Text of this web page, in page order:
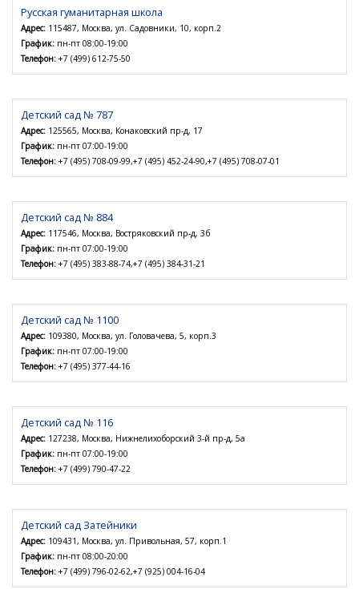
Русская гуманитарная школа
Адрес: 115487, Москва, ул. Садовники, 10, корп.2
График: пн-пт 08:00-19:00
Телефон: +7 (499) 612-75-50
Детский сад № 787
Адрес: 125565, Москва, Конаковский пр-д, 17
График: пн-пт 07:00-19:00
Телефон: +7 (495) 708-09-99,+7 (495) 452-24-90,+7 (495) 708-07-01
Детский сад № 884
Адрес: 117546, Москва, Востряковский пр-д, 3б
График: пн-пт 07:00-19:00
Телефон: +7 (495) 383-88-74,+7 (495) 384-31-21
Детский сад № 1100
Адрес: 109380, Москва, ул. Головачева, 5, корп.3
График: пн-пт 07:00-19:00
Телефон: +7 (495) 377-44-16
Детский сад № 116
Адрес: 127238, Москва, Нижнелихоборский 3-й пр-д, 5а
График: пн-пт 07:00-19:00
Телефон: +7 (499) 790-47-22
Детский сад Затейники
Адрес: 109431, Москва, ул. Привольная, 57, корп.1
График: пн-пт 08:00-20:00
Телефон: +7 (499) 796-02-62,+7 (925) 004-16-04